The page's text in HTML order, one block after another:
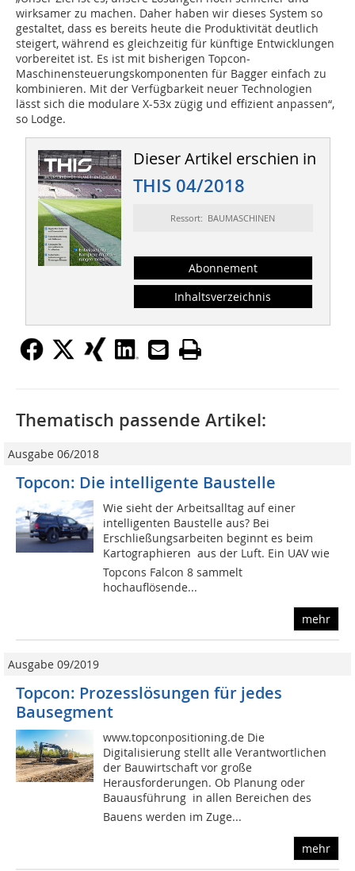
wirksamer zu machen. Daher haben wir dieses System so
gestaltet, dass es bereits heute die Produktivität deutlich
steigert, während es gleichzeitig für künftige Entwicklungen
vorbereitet ist. Es ist mit bisherigen Topcon-
Maschinensteuerungskomponenten für Bagger einfach zu
kombinieren. Mit der Verfügbarkeit neuer Technologien
lässt sich die modulare X-53x zügig und effizient anpassen“,
so Lodge.
Dieser Artikel erschien in
THIS 04/2018
Ressort: BAUMASCHINEN
Abonnement
Inhaltsverzeichnis
Thematisch passende Artikel:
Ausgabe 06/2018
Topcon: Die intelligente Baustelle
Wie sieht der Arbeitsalltag auf einer
intelligenten Baustelle aus? Bei
Erschließungsarbeiten beginnt es beim
Kartographieren  aus der Luft. Ein UAV wie
Topcons Falcon 8 sammelt
hochauflösende...
mehr
Ausgabe 09/2019
Topcon: Prozesslösungen für jedes
Bausegment
www.topconpositioning.de Die
Digitalisierung stellt alle Verantwortlichen
der Bauwirtschaft vor große
Herausforderungen. Ob Planung oder
Bauausführung  in allen Bereichen des
Bauens werden im Zuge...
mehr